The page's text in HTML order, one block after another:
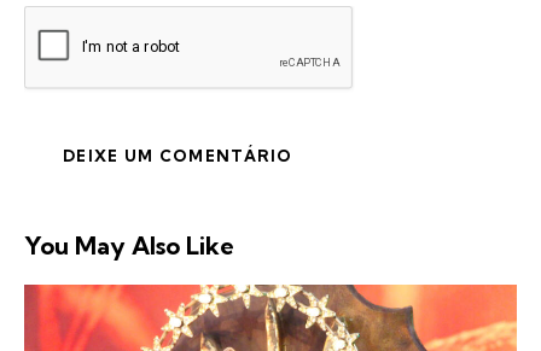
You May Also Like